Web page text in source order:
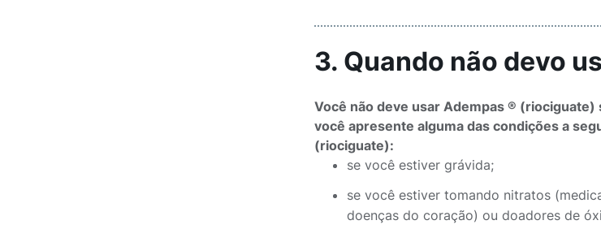
3. Quando não devo
Você não deve usar Adempas ®
você apresente alguma das condições a
(riociguate):
se você estiver grávida;
se você estiver tomando nitratos
doenças do coração) ou doadores de